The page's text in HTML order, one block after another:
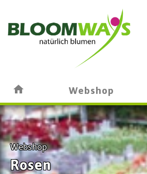
Webshop
Webshop
Rosen